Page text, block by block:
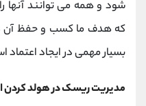
شود و همه می توانند آنها را
که هدف ما کسب و حفظ آن
بسیار مهمی در ایجاد اعتماد
مدیریت ریسک در هولد کردن